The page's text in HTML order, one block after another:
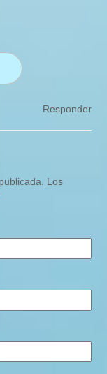
Responder
Los